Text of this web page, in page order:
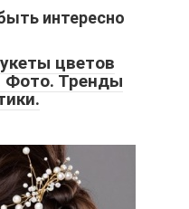
интересно
цветов
Фото. Тренды